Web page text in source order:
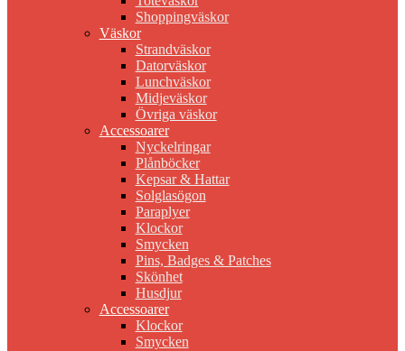
Shoppingväskor
Väskor
Strandväskor
Datorväskor
Lunchväskor
Midjeväskor
Övriga väskor
Accessoarer
Nyckelringar
Plånböcker
Kepsar & Hattar
Solglasögon
Paraplyer
Klockor
Smycken
Pins, Badges & Patches
Skönhet
Husdjur
Accessoarer
Klockor
Smycken